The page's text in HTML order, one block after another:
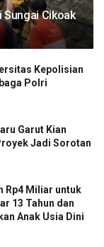
Sungai Cikoak
Kepolisian
Polri
Garut Kian
Jadi Sorotan
Rp4 Miliar untuk
13 Tahun dan
Anak Usia Dini